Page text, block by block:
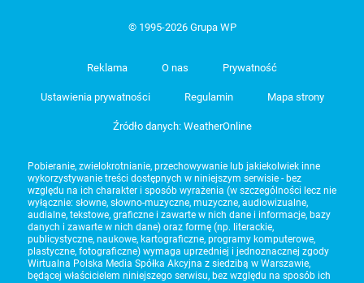
© 1995-2026 Grupa WP
Reklama O nas Prywatność
Ustawienia prywatności Regulamin Mapa strony
Źródło danych: WeatherOnline
Pobieranie, zwielokrotnianie, przechowywanie lub jakiekolwiek inne
wykorzystywanie treści dostępnych w niniejszym serwisie - bez
względu na ich charakter i sposób wyrażenia (w szczególności lecz nie
wyłącznie: słowne, słowno-muzyczne, muzyczne, audiowizualne,
audialne, tekstowe, graficzne i zawarte w nich dane i informacje, bazy
danych i zawarte w nich dane) oraz formę (np. literackie,
publicystyczne, naukowe, kartograficzne, programy komputerowe,
plastyczne, fotograficzne) wymaga uprzedniej i jednoznacznej zgody
Wirtualna Polska Media Spółka Akcyjna z siedzibą w Warszawie,
będącej właścicielem niniejszego serwisu, bez względu na sposób ich